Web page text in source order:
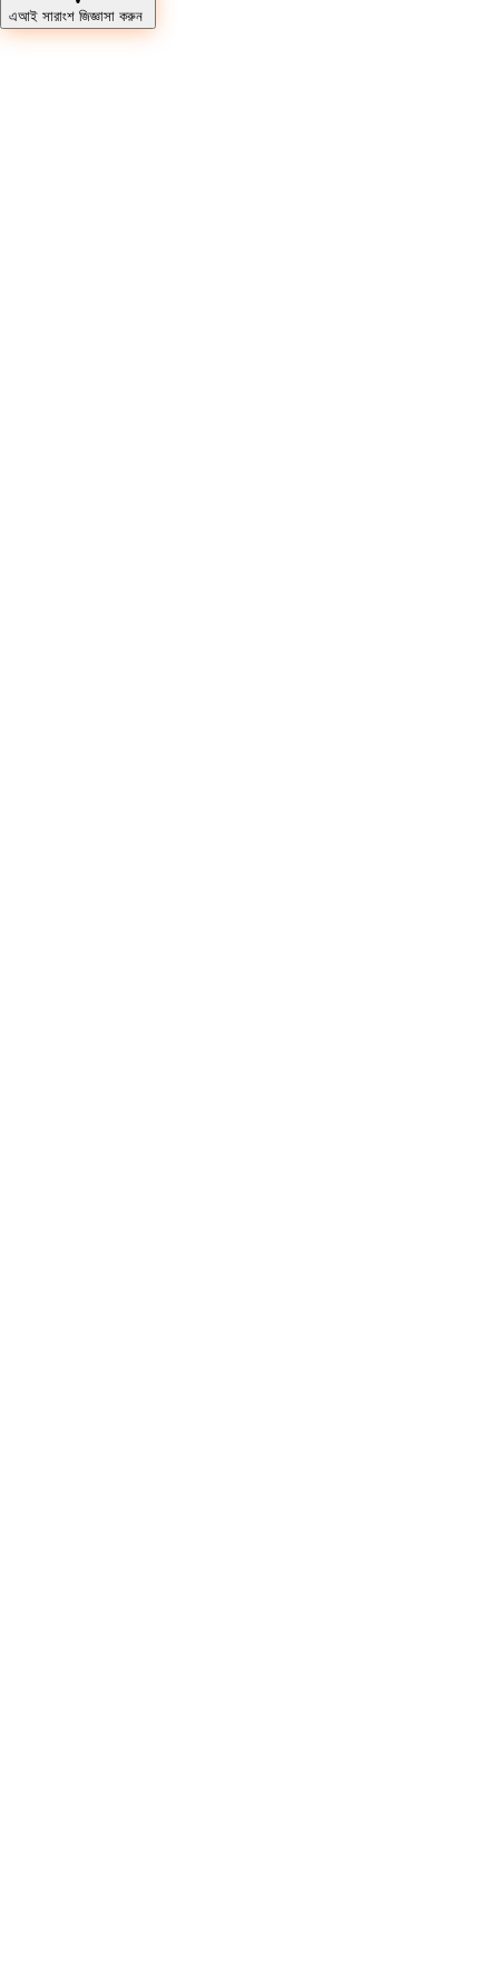
এআই সারাংশ জিজ্ঞাসা করুন